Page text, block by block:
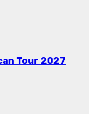
Tour 2027